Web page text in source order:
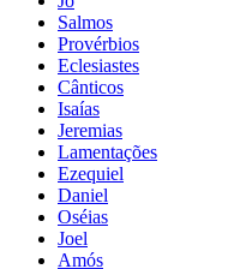
Salmos
Provérbios
Eclesiastes
Cânticos
Isaías
Jeremias
Lamentações
Ezequiel
Daniel
Oséias
Joel
Amós